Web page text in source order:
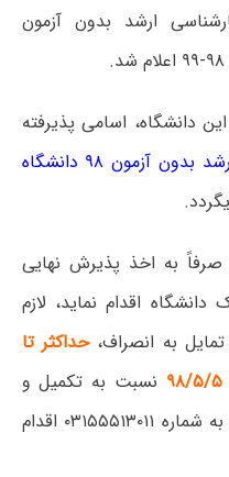
ارشد بدون آزمون
این دانشگاه، اسامی پذیرفته
کارشناسی ارشد بدون آزمون ۹۸ دانشگاه
به اخذ پذیرش نهایی
دانشگاه اقدام نماید، لازم
به انصراف،حداکثر تا
نسبت به تکمیل و
فاکس فرم انصراف (فرم شماره ۳) به شماره ۰۳۱۵۵۵۱۳۰۱۱ اقدام